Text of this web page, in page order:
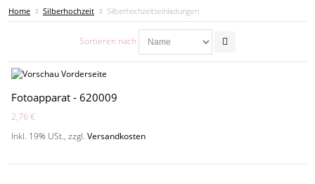
Home Silberhochzeit Silberhochzeitseinladungen
Sortieren nach
Fotoapparat - 620009
2,76 €
Inkl. 19% USt.,zzgl.Versandkosten